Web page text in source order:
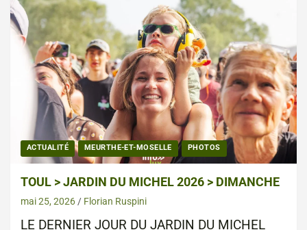
ACTUALITÉ MEURTHE-ET-MOSELLE PHOTOS
TOUL > JARDIN DU MICHEL 2026 > DIMANCHE
mai 25, 2026 Florian Ruspini
LE DERNIER JOUR DU JARDIN DU MICHEL